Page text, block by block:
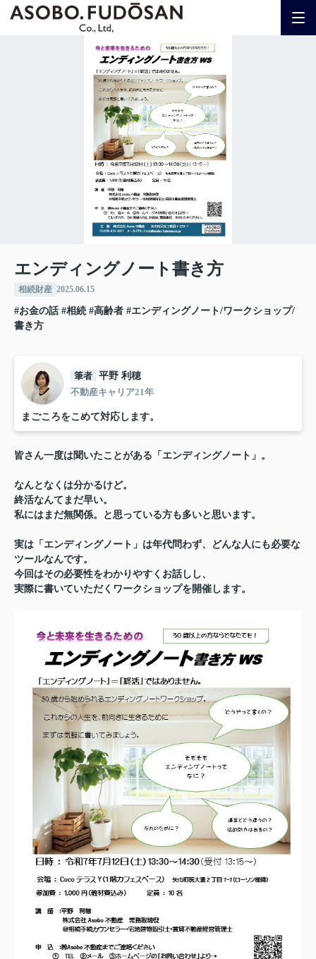
エンディングノート書き方
相続財産 2025.06.15
#お金の話 #相続 #高齢者 #エンディングノート/ワークショップ/
書き方
筆者 平野 利穂
不動産キャリア21年
まごころをこめて対応します。
皆さん一度は聞いたことがある 「エンディングノート」。
なんとなくは分かるけど。
終活なんてまだ早い。
私にはまだ無関係。と思っている方も多いと思います。
実は「エンディングノート」は年代問わず、
どんな人にも必要な
ツールなんです。
今回はその必要性をわかりやすくお話しし、
実際に書いていただくワークショップを開催します。